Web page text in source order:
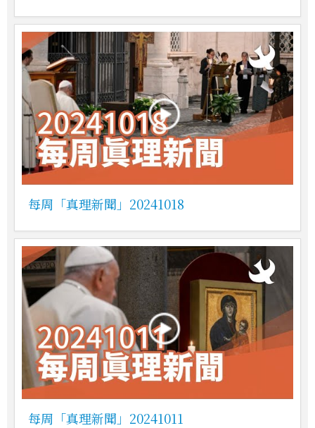
每周「真理新聞」20241018
每周「真理新聞」20241011